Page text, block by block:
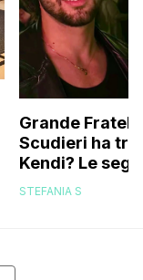
Grande
Scudieri ha
Kendi? Le
replica dell’ex
STEFANIA S